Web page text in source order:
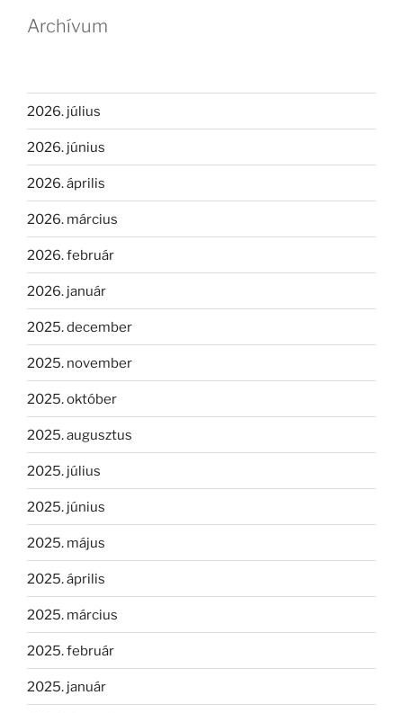
Archívum
2026. július
2026. június
2026. április
2026. március
2026. február
2026. január
2025. december
2025. november
2025. október
2025. augusztus
2025. július
2025. június
2025. május
2025. április
2025. március
2025. február
2025. január